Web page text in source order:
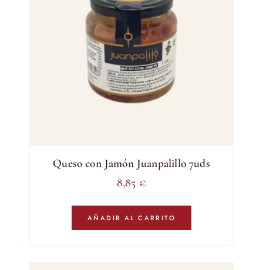
Queso con Jamón Juanpalillo 7uds
8,85 €
AÑADIR AL CARRITO